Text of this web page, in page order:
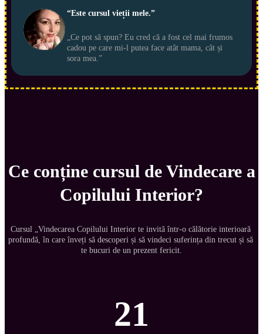
“Este cursul vieții mele.”
„Ce pot să spun? Eu cred că a fost cel mai frumos
cadou pe care mi-l putea face atât mama, cât și
sora mea.”
Ce conține cursul de Vindecare a
Copilului Interior?
Cursul „Vindecarea Copilului Interior te invită într-o călătorie interioară
profundă, în care înveți să descoperi și să vindeci suferința din trecut și să
te bucuri de un prezent fericit.
21